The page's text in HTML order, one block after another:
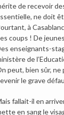
de recevoir
ne doit
à
coups ! De
enseignants-
de
peut, bien sûr, ne
le grave
fallait-il en
en sang le